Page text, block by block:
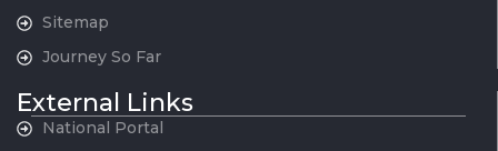
Sitemap
Journey So Far
External Links
National Portal